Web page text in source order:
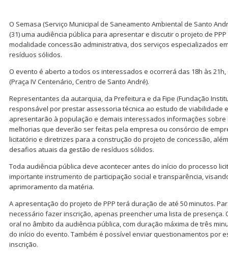
O Semasa (Serviço Municipal de Saneamento Ambiental de Santo
(31) uma audiência pública para apresentar e discutir o projeto de
modalidade concessão administrativa, dos serviços especializados
resíduos sólidos.
O evento é aberto a todos os interessados e ocorrerá das 18h às
(Praça IV Centenário, Centro de Santo André).
Representantes da autarquia, da Prefeitura e da Fipe (Fundação
responsável por prestar assessoria técnica ao estudo de viabilidade
apresentarão à população e demais interessados informações
melhorias que deverão ser feitas pela empresa ou consórcio de
licitatório e diretrizes para a construção do projeto de concessão,
desafios atuais da gestão de resíduos sólidos.
Toda audiência pública deve acontecer antes do início do processo
importante instrumento de participação social e transparência,
aprimoramento da matéria.
A apresentação do projeto de PPP terá duração de até 50 minutos.
necessário fazer inscrição, apenas preencher uma lista de
oral no âmbito da audiência pública, com duração máxima de três
do início do evento. Também é possível enviar questionamentos por
inscrição.